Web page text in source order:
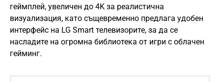
геймплей, увеличен до 4K за реалистична
визуализация, като същевременно предлага удобен
интерфейс на LG Smart телевизорите, за да се
насладите на огромна библиотека от игри с облачен
гейминг.